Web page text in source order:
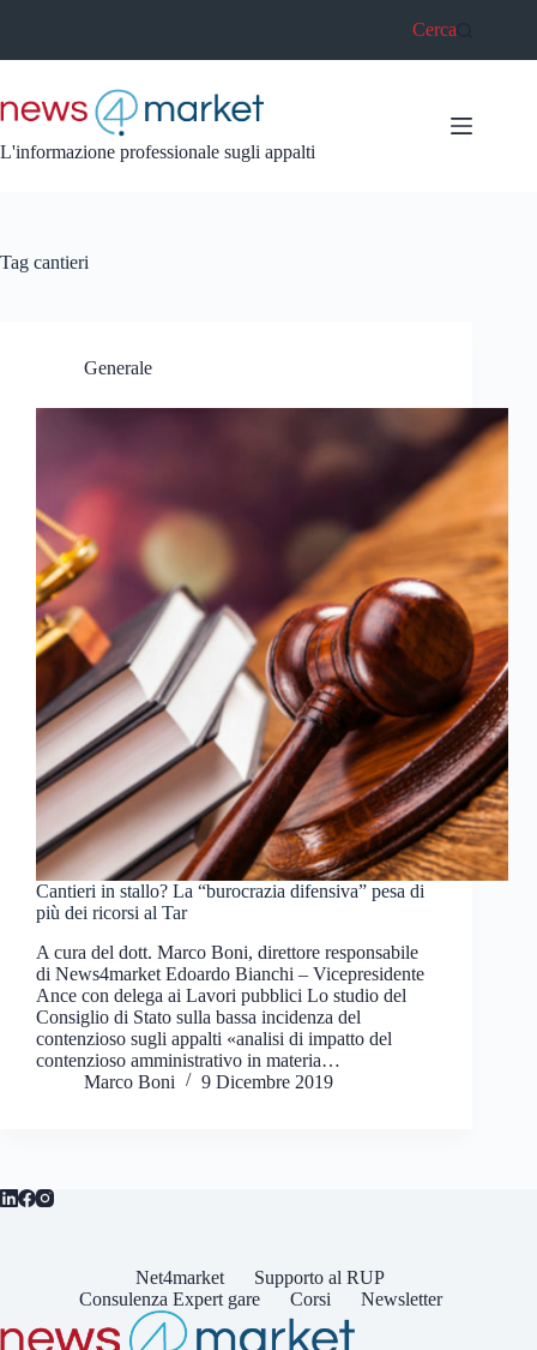
Cerca
L'informazione professionale sugli appalti
Tag cantieri
Generale
Cantieri in stallo? La “burocrazia difensiva” pesa di
più dei ricorsi al Tar
A cura del dott. Marco Boni, direttore responsabile
di News4market Edoardo Bianchi – Vicepresidente
Ance con delega ai Lavori pubblici Lo studio del
Consiglio di Stato sulla bassa incidenza del
contenzioso sugli appalti «analisi di impatto del
contenzioso amministrativo in materia…
Marco Boni
9 Dicembre 2019
Net4market
Supporto al RUP
Consulenza Expert gare
Corsi Newsletter